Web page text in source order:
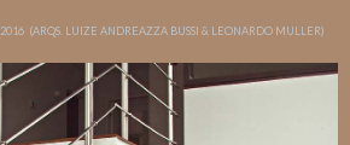
(ARQS. LUIZE ANDREAZZA BUSSI & LEONARDO MULLER)